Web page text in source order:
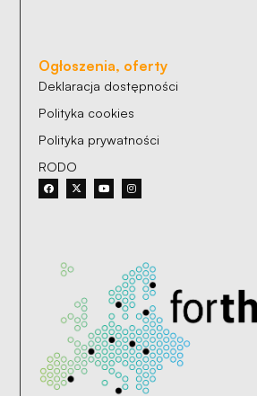
Ogłoszenia, oferty
Deklaracja dostępności
Polityka cookies
Polityka prywatności
RODO